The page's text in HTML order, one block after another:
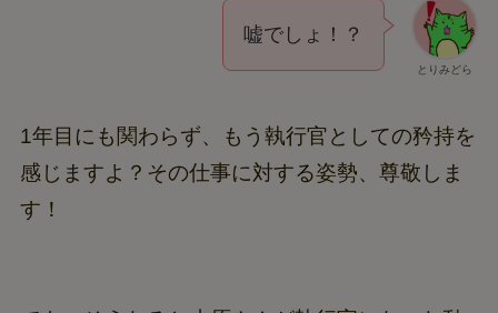
とりみどら
嘘でしょ！？
1年目にも関わらず、もう執行官としての矜持を
感じますよ？その仕事に対する姿勢、尊敬しま
す！